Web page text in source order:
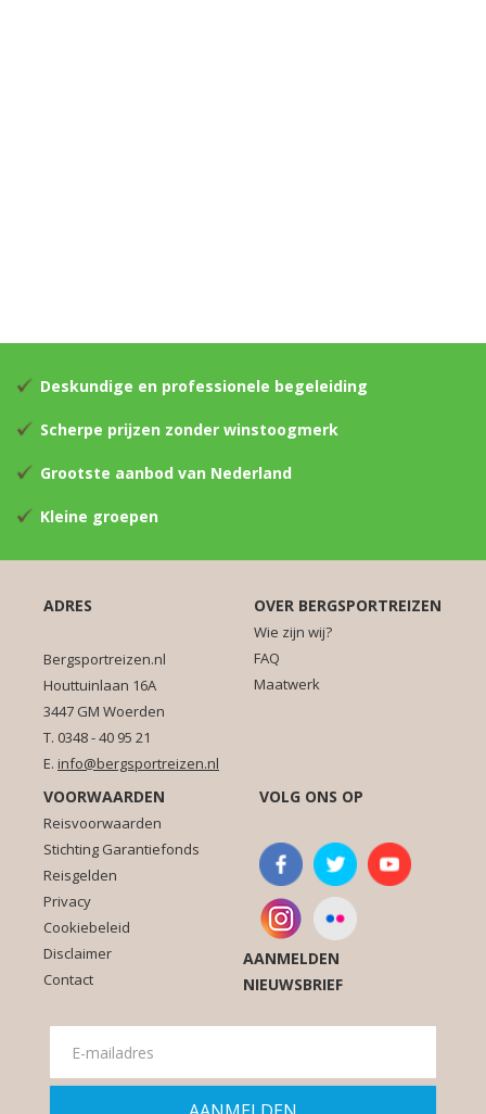
Deskundige en professionele begeleiding
Scherpe prijzen zonder winstoogmerk
Grootste aanbod van Nederland
Kleine groepen
ADRES
Bergsportreizen.nl
Houttuinlaan 16A
3447 GM Woerden
T. 0348 - 40 95 21
E. info@bergsportreizen.nl
OVER BERGSPORTREIZEN
Wie zijn wij?
FAQ
Maatwerk
VOORWAARDEN
Reisvoorwaarden
Stichting Garantiefonds
Reisgelden
Privacy
Cookiebeleid
Disclaimer
Contact
VOLG ONS OP
AANMELDEN
NIEUWSBRIEF